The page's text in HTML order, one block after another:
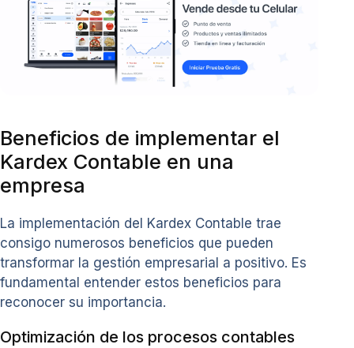
Beneficios de implementar el
Kardex Contable en una
empresa
La implementación del Kardex Contable trae
consigo numerosos beneficios que pueden
transformar la gestión empresarial a positivo. Es
fundamental entender estos beneficios para
reconocer su importancia.
Optimización de los procesos contables